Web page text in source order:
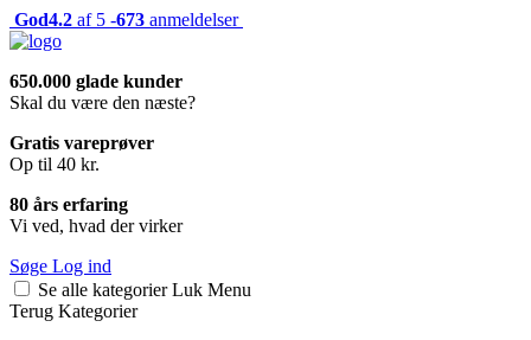
God4.2 af 5 -673 anmeldelser
650.000 glade kunder
Skal du være den næste?
Gratis vareprøver
Op til 40 kr.
80 års erfaring
Vi ved, hvad der virker
Søge Log ind
Se alle kategorier Luk Menu
Terug Kategorier